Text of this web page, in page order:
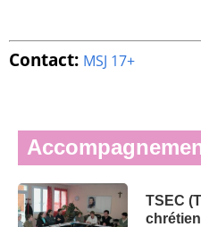
Contact: MSJ 17+
TSEC